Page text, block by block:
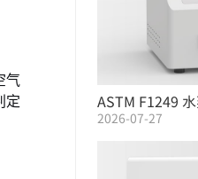
气
定
ASTM F1249
| WVTR 测定仪
2026-07-27